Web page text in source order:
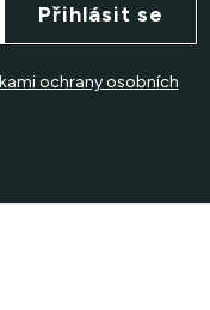
ochrany osobních
Přihlásit se